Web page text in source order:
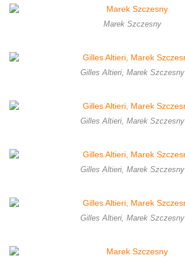
Marek Szczesny
Gilles Altieri, Marek Szczesny
Gilles Altieri, Marek Szczesny
Gilles Altieri, Marek Szczesny
Gilles Altieri, Marek Szczesny